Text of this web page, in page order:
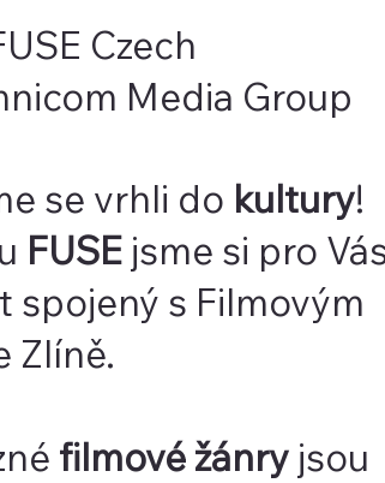
Czech
Media Group
se vrhli do kultury!
FUSE jsme si pro
spojený s Filmovým
Zlíně.
filmové žánry jsou